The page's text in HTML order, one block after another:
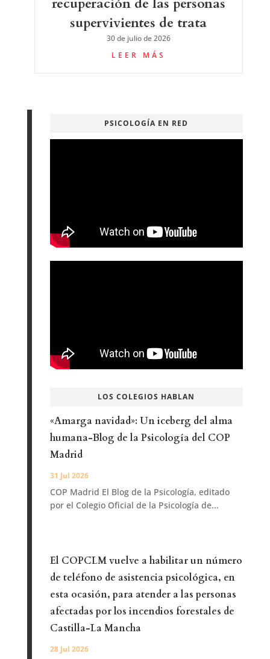
supervivientes de trata
30 de julio de 2026
LEER MÁS
PSICOLOGÍA EN RED
LOS COLEGIOS HABLAN
«Amarga navidad»: Un iceberg del alma
humana-Blog de la Psicología del COP
Madrid
31 Jul 2026
COP Madrid El Blog de la Psicología, editado
por el Colegio Oficial de la Psicología de...
El COPCLM vuelve a habilitar un número
de teléfono de asistencia psicológica, en
esta ocasión, para atender a las personas
afectadas por los incendios forestales de
Castilla-La Mancha
28 Jul 2026